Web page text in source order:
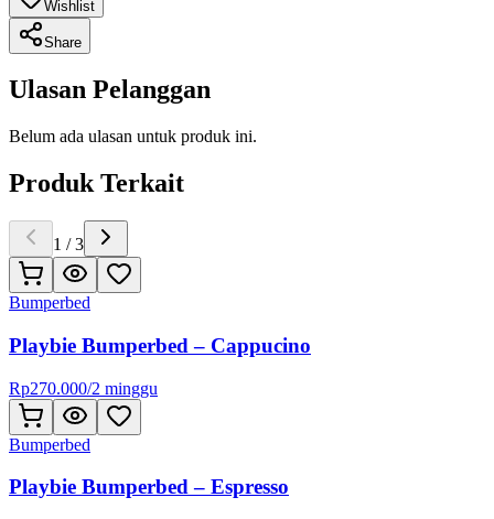
Wishlist
Share
Ulasan Pelanggan
Belum ada ulasan untuk produk ini.
Produk Terkait
1 /3
Bumperbed
Playbie Bumperbed – Cappucino
Rp270.000/2 minggu
Bumperbed
Playbie Bumperbed – Espresso